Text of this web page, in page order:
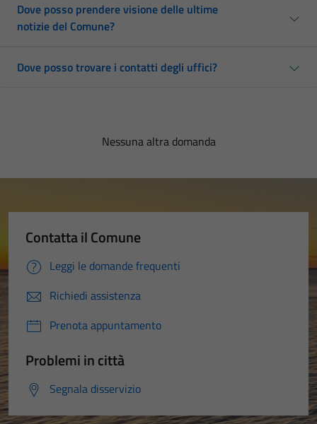
Dove posso prendere visione delle ultime
notizie del Comune?
Dove posso trovare i contatti degli uffici?
Nessuna altra domanda
Contatta il Comune
Leggi le domande frequenti
Richiedi assistenza
Prenota appuntamento
Problemi in città
Segnala disservizio